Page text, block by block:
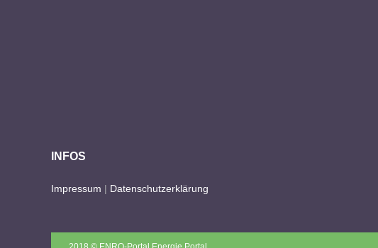
INFOS
Impressum | Datenschutzerklärung